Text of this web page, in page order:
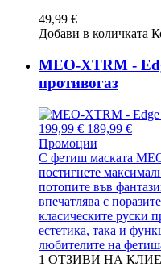
49,99 €
Добави в количката
MEO-XTRM -
противогаз
199,99 € 189,99 €
Промоции
С фетиш маската
постигнете
потопите във
впечатлява с
класическите руски
естетика, така и
любителите на
1 ОТЗИВИ НА